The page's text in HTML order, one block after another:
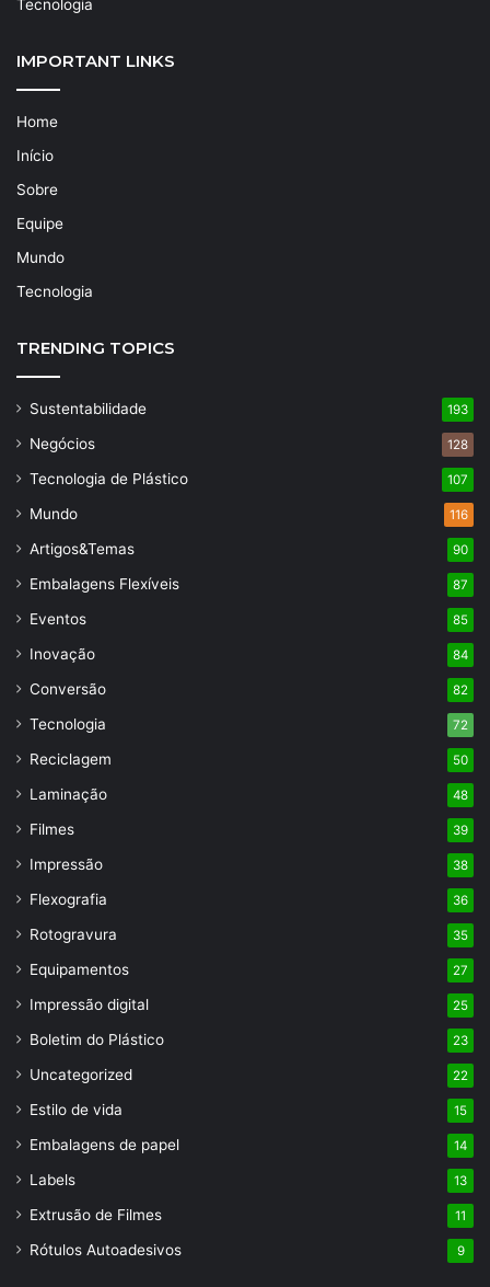
Tecnologia
IMPORTANT LINKS
Home
Início
Sobre
Equipe
Mundo
Tecnologia
TRENDING TOPICS
Sustentabilidade 193
Negócios 128
Tecnologia de Plástico 107
Mundo 116
Artigos&Temas 90
Embalagens Flexíveis 87
Eventos 85
Inovação 84
Conversão 82
Tecnologia 72
Reciclagem 50
Laminação 48
Filmes 39
Impressão 38
Flexografia 36
Rotogravura 35
Equipamentos 27
Impressão digital 25
Boletim do Plástico 23
Uncategorized 22
Estilo de vida 15
Embalagens de papel 14
Labels 13
Extrusão de Filmes 11
Rótulos Autoadesivos 9